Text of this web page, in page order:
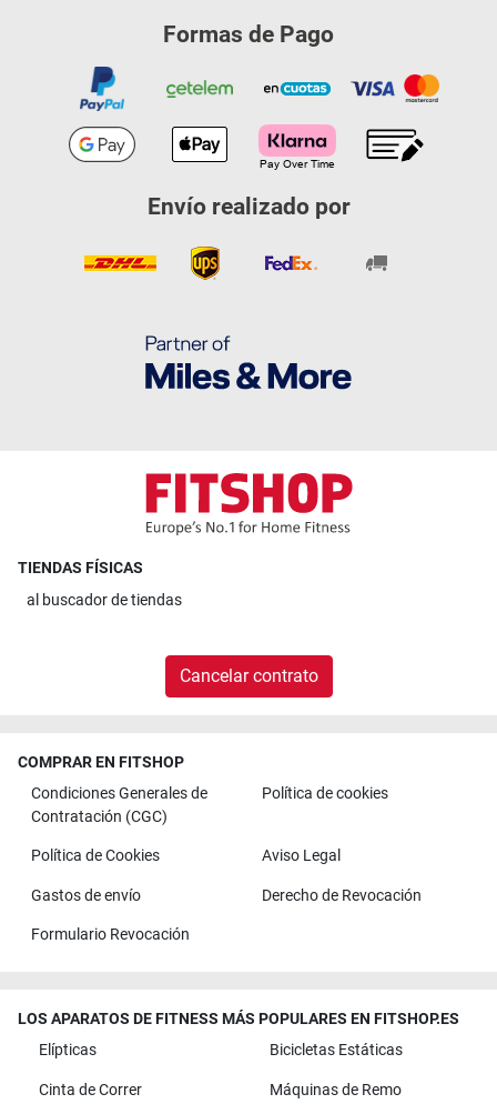
Formas de Pago
Envío realizado por
TIENDAS FÍSICAS
al buscador de tiendas
Cancelar contrato
COMPRAR EN FITSHOP
Condiciones Generales de
Contratación (CGC)
Política de cookies
Política de Cookies Aviso Legal
Gastos de envío Derecho de Revocación
Formulario Revocación
LOS APARATOS DE FITNESS MÁS POPULARES EN FITSHOP.ES
Elípticas
Bicicletas Estáticas
Cinta de Correr Máquinas de Remo